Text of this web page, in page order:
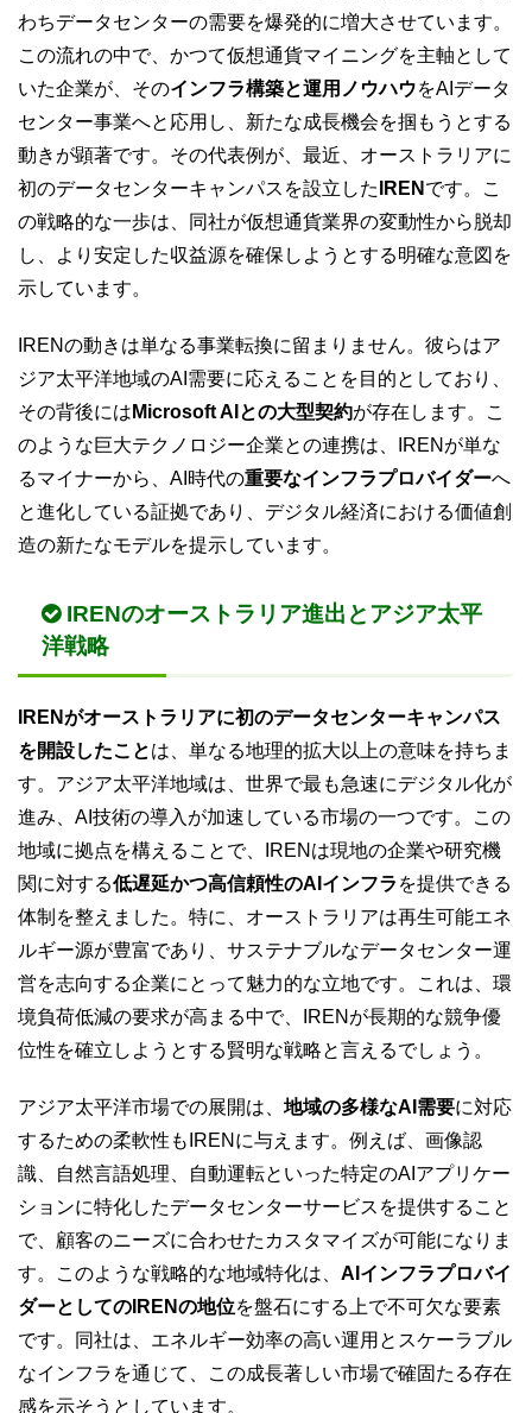
わちデータセンターの需要を爆発的に増大させています。
この流れの中で、かつて仮想通貨マイニングを主軸として
いた企業が、そのインフラ構築と運用ノウハウをAIデータ
センター事業へと応用し、新たな成長機会を掴もうとする
動きが顕著です。その代表例が、最近、オーストラリアに
初のデータセンターキャンパスを設立した IREN です。こ
の戦略的な一歩は、同社が仮想通貨業界の変動性から脱却
し、より安定した収益源を確保しようとする明確な意図を
示しています。
IRENの動きは単なる事業転換に留まりません。彼らはア
ジア太平洋地域のAI需要に応えることを目的としており、
その背後には Microsoft AIとの大型契約が存在します。こ
のような巨大テクノロジー企業との連携は、IRENが単な
るマイナーから、AI時代の重要なインフラプロバイダーへ
と進化している証拠であり、デジタル経済における価値創
造の新たなモデルを提示しています。
IRENのオーストラリア進出とアジア太平
洋戦略
IRENがオーストラリアに初のデータセンターキャンパス
を開設したことは、単なる地理的拡大以上の意味を持ちま
す。アジア太平洋地域は、世界で最も急速にデジタル化が
進み、AI技術の導入が加速している市場の一つです。この
地域に拠点を構えることで、IRENは現地の企業や研究機
関に対する低遅延かつ高信頼性のAIインフラ を提供できる
体制を整えました。特に、オーストラリアは再生可能エネ
ルギー源が豊富であり、サステナブルなデータセンター運
営を志向する企業にとって魅力的な立地です。これは、環
境負荷低減の要求が高まる中で、IRENが長期的な競争優
位性を確立しようとする賢明な戦略と言えるでしょう。
アジア太平洋市場での展開は、 地域の多様なAI需要に対応
するための柔軟性もIRENに与えます。例えば、画像認
識、自然言語処理、自動運転といった特定のAIアプリケー
ションに特化したデータセンターサービスを提供すること
で、顧客のニーズに合わせたカスタマイズが可能になりま
す。このような戦略的な地域特化は、 AIインフラプロバイ
ダーとしてのIRENの地位を盤石にする上で不可欠な要素
です。同社は、エネルギー効率の高い運用とスケーラブル
なインフラを通じて、この成長著しい市場で確固たる存在
感を示そうとしています。